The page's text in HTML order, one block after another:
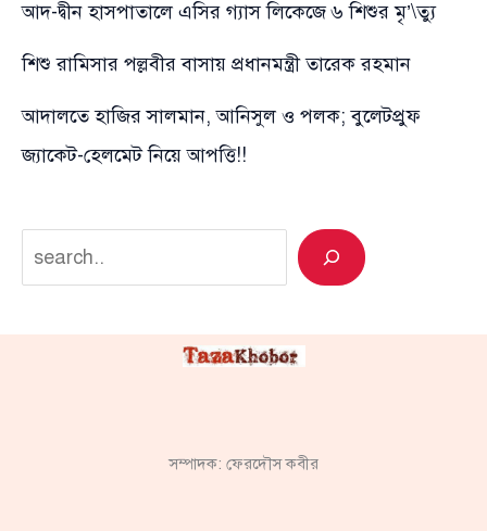
আদ-দ্বীন হাসপাতালে এসির গ্যাস লিকেজে ৬ শিশুর মৃ’\ত্যু
শিশু রামিসার পল্লবীর বাসায় প্রধানমন্ত্রী তারেক রহমান
আদালতে হাজির সালমান, আনিসুল ও পলক; বুলেটপ্রুফ
জ্যাকেট-হেলমেট নিয়ে আপত্তি!!
Search
সম্পাদক: ফেরদৌস কবীর